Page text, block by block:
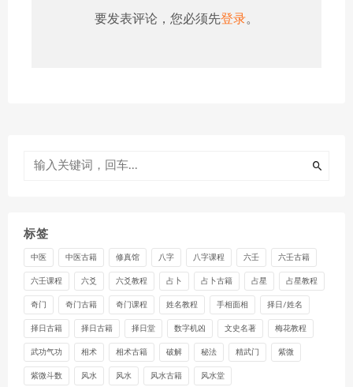
要发表评论，您必须先登录。
标签
中医 中医古籍 修真馆 八字 八字课程 六壬 六壬古籍
六壬课程 六爻 六爻教程 占卜 占卜古籍 占星 占星教程
奇门 奇门古籍 奇门课程 姓名教程 手相面相 择日/姓名
择日古籍 择日古籍 择日堂 数字机凶 文史名著 梅花教程
武功气功 相术 相术古籍 破解 秘法 精武门 紫微
紫微斗数 风水 风水 风水古籍 风水堂